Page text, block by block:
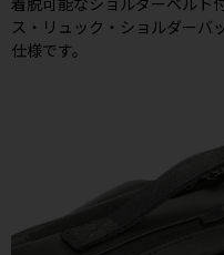
着脱可能なショルダーベルト
ス・リュック・ショルダーバ
仕様です。